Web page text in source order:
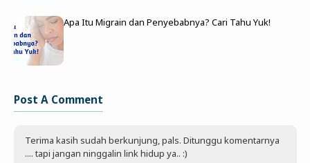
Apa Itu Migrain dan Penyebabnya? Cari Tahu Yuk!
Post A Comment
Terima kasih sudah berkunjung, pals. Ditunggu komentarnya
.... tapi jangan ninggalin link hidup ya.. :)